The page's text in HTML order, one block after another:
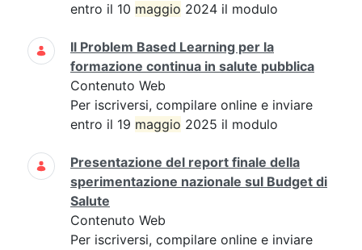
entro il 10 maggio 2024 il modulo
Il Problem Based Learning per la
formazione continua in salute pubblica
Contenuto Web
Per iscriversi, compilare online e inviare
entro il 19 maggio 2025 il modulo
Presentazione del report finale della
sperimentazione nazionale sul Budget di
Salute
Contenuto Web
Per iscriversi, compilare online e inviare